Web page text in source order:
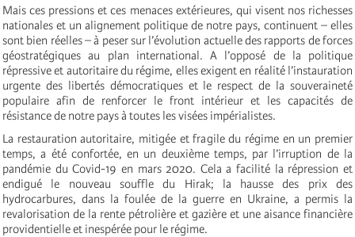
Mais ces pressions et ces menaces extérieures, qui visent nos richesses
nationales et un alignement politique de notre pays, continuent – elles
sont bien réelles – à peser sur l’évolution actuelle des rapports de forces
géostratégiques au plan international. A l’opposé de la politique
répressive et autoritaire du régime, elles exigent en réalité l’instauration
urgente des libertés démocratiques et le respect de la souveraineté
populaire afin de renforcer le front intérieur et les capacités de
résistance de notre pays à toutes les visées impérialistes.
La restauration autoritaire, mitigée et fragile du régime en un premier
temps, a été confortée, en un deuxième temps, par l’irruption de la
pandémie du Covid-19 en mars 2020. Cela a facilité la répression et
endigué le nouveau souffle du Hirak; la hausse des prix des
hydrocarbures, dans la foulée de la guerre en Ukraine, a permis la
revalorisation de la rente pétrolière et gazière et une aisance financière
providentielle et inespérée pour le régime.